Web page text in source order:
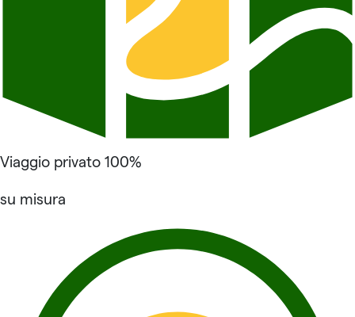
Viaggio privato 100%
su misura